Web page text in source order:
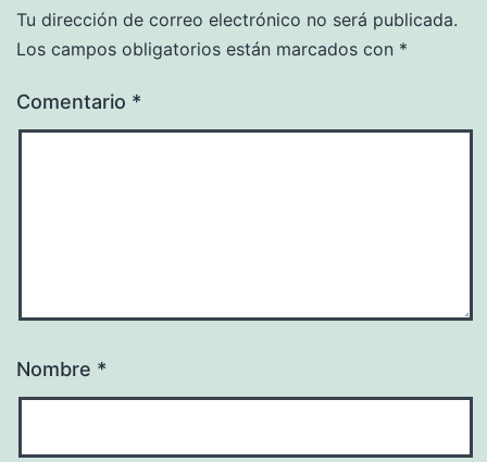
Tu dirección de correo electrónico no será publicada.
Los campos obligatorios están marcados con *
Comentario *
Nombre *